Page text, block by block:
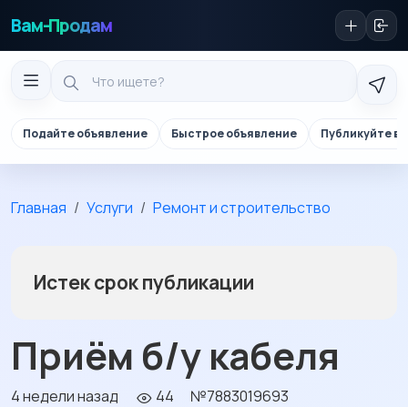
Вам-Продам
Подайте объявление Быстрое объявление Публикуйте в
Главная Услуги Ремонт и строительство
Истек срок публикации
Приём б/у кабеля
4 недели назад 44 №7883019693